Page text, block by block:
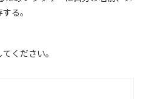
る。
ください。